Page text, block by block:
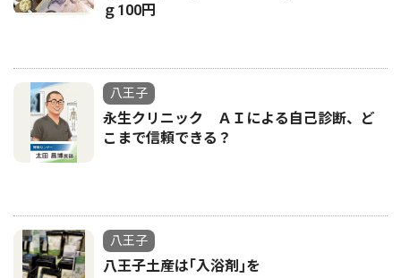
ｇ100円
八王子
永生クリニック ＡＩによる自己診断、ど
こまで信頼できる？
八王子
八王子土産は｢入浴剤｣を